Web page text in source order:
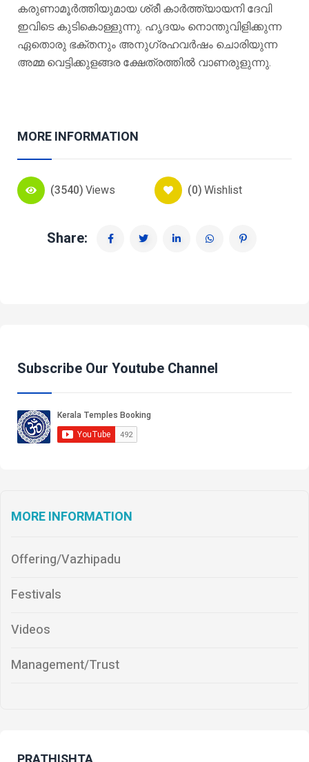
കരുണാമൂർത്തിയുമായ ശ്രീ കാർത്ത്യായനി ദേവി
ഇവിടെ കുടികൊള്ളുന്നു. ഹൃദയം നൊന്തുവിളിക്കുന്ന
ഏതൊരു ഭക്തനും അനുഗ്രഹവർഷം ചൊരിയുന്ന
അമ്മ വെട്ടിക്കുളങ്ങര ക്ഷേത്രത്തിൽ വാണരുളുന്നു.
MORE INFORMATION
(3540)Views (0)Wishlist
Share:
Subscribe Our Youtube Channel
MORE INFORMATION
Offering/Vazhipadu
Festivals
Videos
Management/Trust